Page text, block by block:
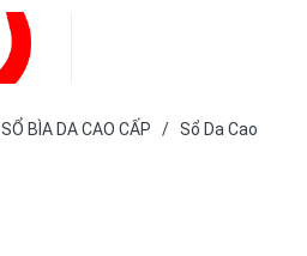
SỔ BÌA DA CAO CẤP / Sổ Da Cao